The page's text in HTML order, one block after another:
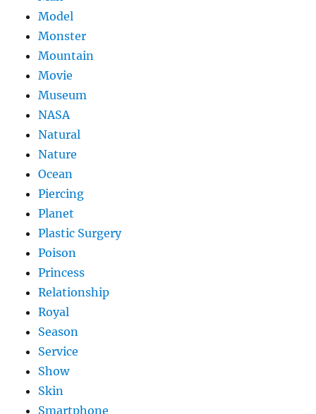
Model
Monster
Mountain
Movie
Museum
NASA
Natural
Nature
Ocean
Piercing
Planet
Plastic Surgery
Poison
Princess
Relationship
Royal
Season
Service
Show
Skin
Smartphone